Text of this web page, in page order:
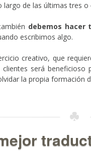
de las últimas tres o
debemos hacer
escribimos algo.
creativo, que
será
la propia formación